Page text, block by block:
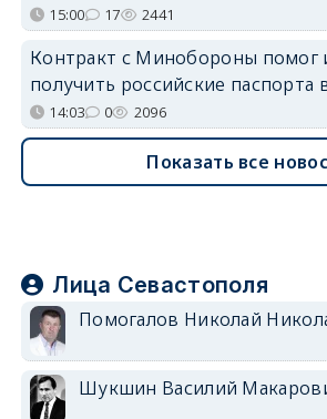
15:00 17 2441
Контракт с Минобороны помог
получить российские паспорта
14:03 0 2096
Показать все
Лица Севастополя
Помогалов Николай
Шукшин Василий